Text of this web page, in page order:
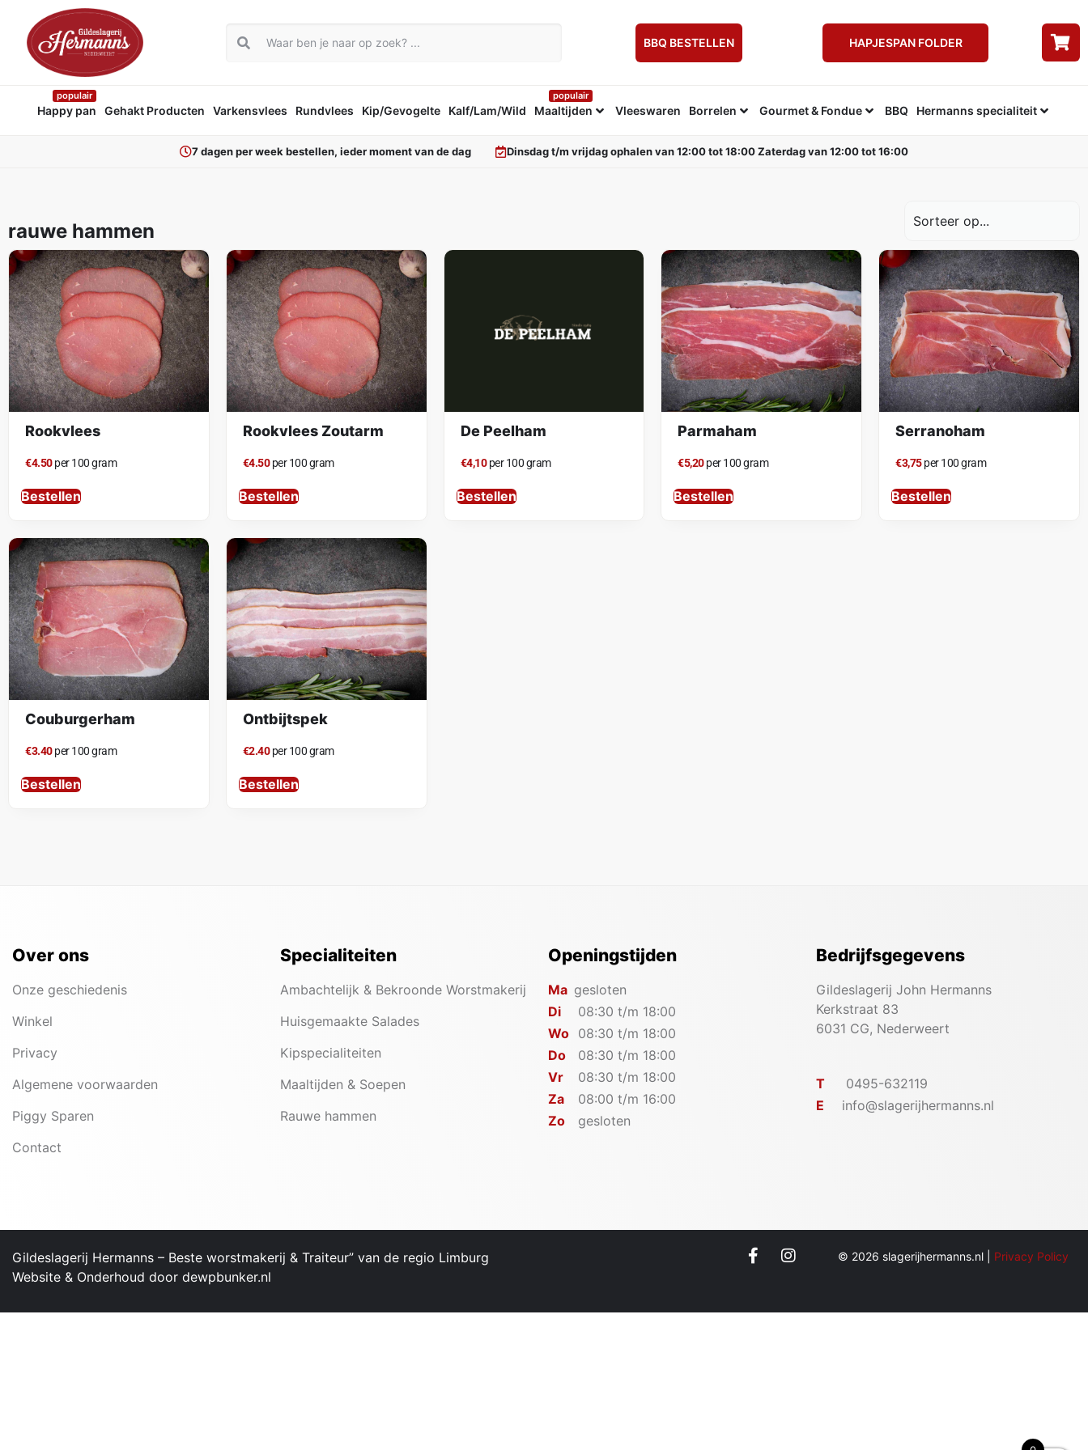
BBQ BESTELLEN HAPJESPAN FOLDER
Happy pan
populair
Gehakt Producten Varkensvlees Rundvlees Kip/Gevogelte Kalf/Lam/Wild Maaltijden
populair
Vleeswaren Borrelen Gourmet & Fondue BBQ Hermanns specialiteit
7 dagen per week bestellen, ieder moment van de dag Dinsdag t/m vrijdag ophalen van 12:00 tot 18:00 Zaterdag van 12:00 tot 16:00
rauwe hammen
Rookvlees
€4.50per 100 gram
Bestellen
Rookvlees Zoutarm
€4.50per 100 gram
Bestellen
De Peelham
€4,10per 100 gram
Bestellen
Parmaham
€5,20per 100 gram
Bestellen
Serranoham
€3,75per 100 gram
Bestellen
Couburgerham
€3.40per 100 gram
Bestellen
Ontbijtspek
€2.40per 100 gram
Bestellen
Over ons
Onze geschiedenis
Winkel
Privacy
Algemene voorwaarden
Piggy Sparen
Contact
Specialiteiten
Ambachtelijk & Bekroonde Worstmakerij
Huisgemaakte Salades
Kipspecialiteiten
Maaltijden & Soepen
Rauwe hammen
Openingstijden
Ma gesloten
Di
08:30 t/m 18:00
Wo 08:30 t/m 18:00
Do
08:30 t/m 18:00
Vr
08:30 t/m 18:00
Za
08:00 t/m 16:00
Zo
gesloten
Bedrijfsgegevens
Gildeslagerij John Hermanns
Kerkstraat 83
6031 CG, Nederweert
T
0495-632119
E
info@slagerijhermanns.nl
Gildeslagerij Hermanns – ​Beste worstmakerij & Traiteur” van de regio Limburg
Website & Onderhoud door dewpbunker.nl
© 2026 slagerijhermanns.nl | Privacy Policy